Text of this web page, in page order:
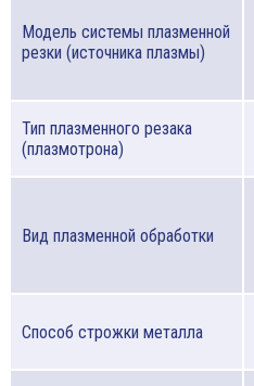
Модель системы плазменной
резки (источника плазмы)
Тип плазменного резака
(плазмотрона)
Вид плазменной обработки
Способ строжки металла